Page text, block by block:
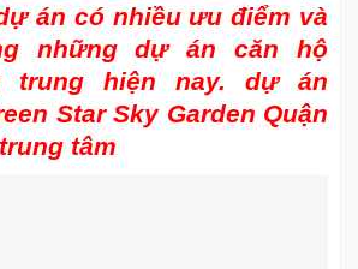
án có nhiều ưu điểm và
những dự án căn hộ
trung hiện nay. dự án
Star Sky Garden Quận
tâm